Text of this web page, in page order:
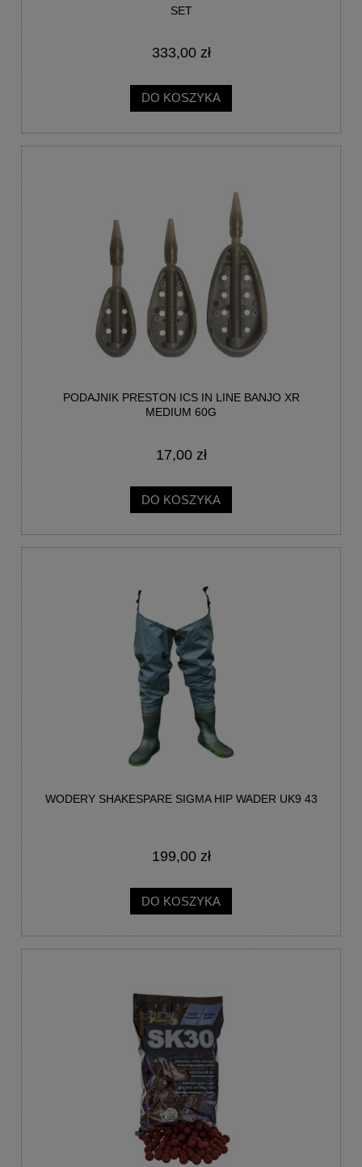
SET
333,00 zł
DO KOSZYKA
PODAJNIK PRESTON ICS IN LINE BANJO XR
MEDIUM 60G
17,00 zł
DO KOSZYKA
WODERY SHAKESPARE SIGMA HIP WADER UK9 43
199,00 zł
DO KOSZYKA